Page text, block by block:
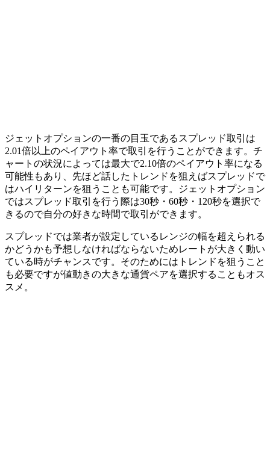
ジェットオプションの一番の目玉であるスプレッド取引は
2.01倍以上のペイアウト率で取引を行うことができます。 チ
ャートの状況によっては最大で2.10倍のペイアウト率になる
可能性もあり、先ほど話したトレンドを狙えばスプレッドで
はハイリターンを狙うことも可能です。ジェットオプション
ではスプレッド取引を行う際は30秒・60秒・120秒を選択で
きるので自分の好きな時間で取引ができます。
スプレッドでは業者が設定しているレンジの幅を超えられる
かどうかも予想しなければならないためレートが大きく動い
ている時がチャンスです。 そのためにはトレンドを狙うこと
も必要ですが値動きの大きな通貨ペアを選択することもオス
スメ。